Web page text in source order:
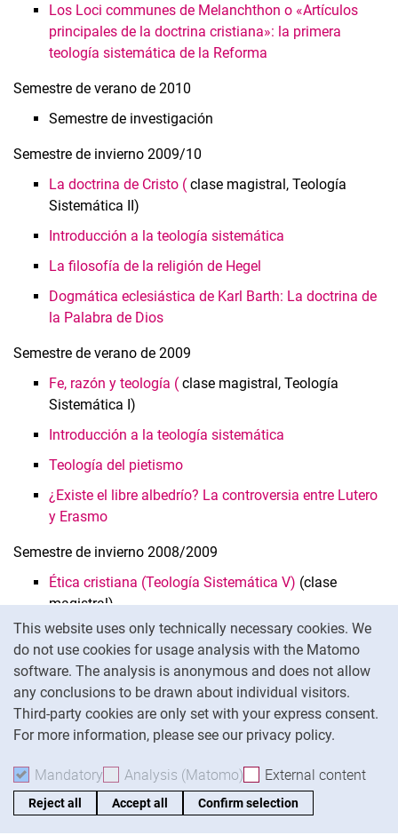
This website uses only technically necessary cookies. We
do not use cookies for usage analysis with the Matomo
software. The analysis is anonymous and does not allow
any conclusions to be drawn about individual visitors.
Third-party cookies are only set with your express consent.
For more information, please see our privacy policy.
Mandatory Accept mandatory cookies
Analysis (Matomo) Accept analysis cookies
External content
Reject all Accept all Confirm selection
Los Loci communes de Melanchthon o «Artículos
principales de la doctrina cristiana»: la primera
teología sistemática de la Reforma
Semestre de verano de 2010
Semestre de investigación
Semestre de invierno 2009/10
La doctrina de Cristo ( clase magistral, Teología
Sistemática II)
Introducción a la teología sistemática
La filosofía de la religión de Hegel
Dogmática eclesiástica de Karl Barth: La doctrina de
la Palabra de Dios
Semestre de verano de 2009
Fe, razón y teología ( clase magistral, Teología
Sistemática I)
Introducción a la teología sistemática
Teología del pietismo
¿Existe el libre albedrío? La controversia entre Lutero
y Erasmo
Semestre de invierno 2008/2009
Ética cristiana (Teología Sistemática V) (clase
magistral)
Introducción a la Teología Sistemática
La teología sistemática de Paul Tillich
La cuestión de la teodicea
Semestre de verano de 2008
Introducción a la teología sistemática
Teología de la Reforma